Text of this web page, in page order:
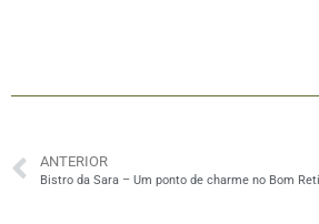
ANTERIOR
Bistro da Sara – Um ponto de charme no Bom